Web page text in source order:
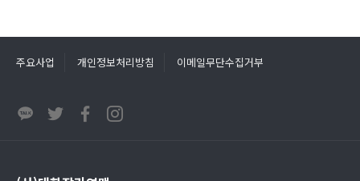
주요사업 개인정보처리방침 이메일무단수집거부